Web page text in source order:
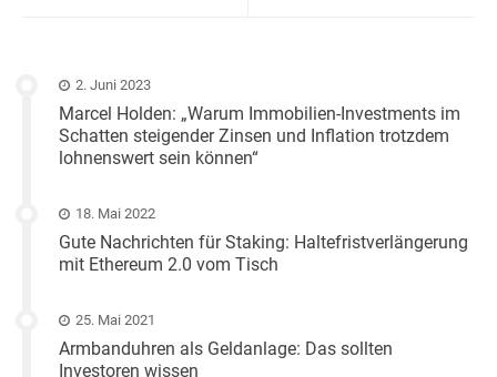
2. Juni 2023
Marcel Holden: „Warum Immobilien-Investments im
Schatten steigender Zinsen und Inflation trotzdem
lohnenswert sein können“
18. Mai 2022
Gute Nachrichten für Staking: Haltefristverlängerung
mit Ethereum 2.0 vom Tisch
25. Mai 2021
Armbanduhren als Geldanlage: Das sollten
Investoren wissen